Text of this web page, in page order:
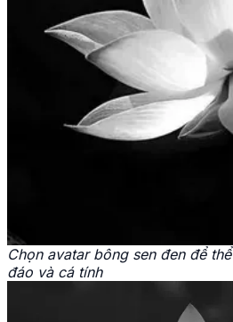
Chọn avatar bông sen đen để
đáo và cá tính